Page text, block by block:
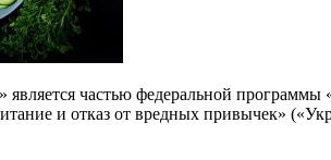
является частью федеральной
и отказ от вредных привычек»